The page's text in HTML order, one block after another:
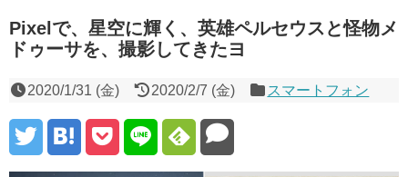
Pixelで、星空に輝く、英雄ペルセウスと怪物メ
ドゥーサを、撮影してきたヨ
2020/1/31 (金) 2020/2/7 (金) スマートフォン